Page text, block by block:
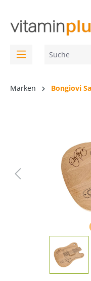
Marken Bongiovi